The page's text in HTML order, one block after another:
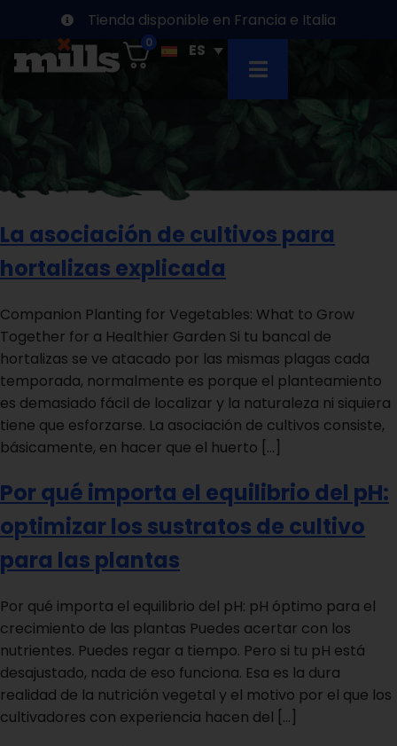
Tienda disponible en Francia e Italia
0
La asociación de cultivos para
hortalizas explicada
Companion Planting for Vegetables: What to Grow
Together for a Healthier Garden Si tu bancal de
hortalizas se ve atacado por las mismas plagas cada
temporada, normalmente es porque el planteamiento
es demasiado fácil de localizar y la naturaleza ni siquiera
tiene que esforzarse. La asociación de cultivos consiste,
básicamente, en hacer que el huerto […]
Por qué importa el equilibrio del pH:
optimizar los sustratos de cultivo
para las plantas
Por qué importa el equilibrio del pH: pH óptimo para el
crecimiento de las plantas Puedes acertar con los
nutrientes. Puedes regar a tiempo. Pero si tu pH está
desajustado, nada de eso funciona. Esa es la dura
realidad de la nutrición vegetal y el motivo por el que los
cultivadores con experiencia hacen del […]